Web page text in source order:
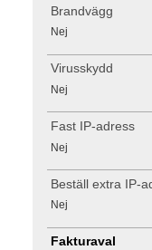
Brandvägg
Nej
Virusskydd
Nej
Fast IP-adress
Nej
Beställ extra IP-
Nej
Fakturaval